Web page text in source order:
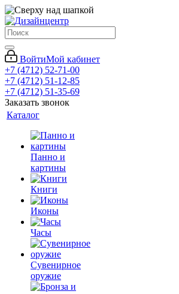
ВойтиМой кабинет
+7 (4712) 52-71-00
+7 (4712) 51-12-85
+7 (4712) 51-35-69
Заказать звонок
Каталог
Панно и
картины
Книги
Иконы
Часы
Сувенирное
оружие